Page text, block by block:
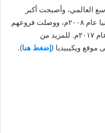
العالمي، وأصبحت أكبر
سلسلة مطاعم في المكسيك واسبانيا عام ٢٠٠٨م، ووصلت فروعهم
عالمياً أكثر من ١٢ ألف فرع بحلول عام ٢٠١٧م. للمزيد من
ويكيبيديا (إضغط هنا).